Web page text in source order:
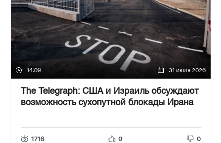
14:09 31 июля 2026
The Telegraph: США и Израиль обсуждают
возможность сухопутной блокады Ирана
1716 0 0